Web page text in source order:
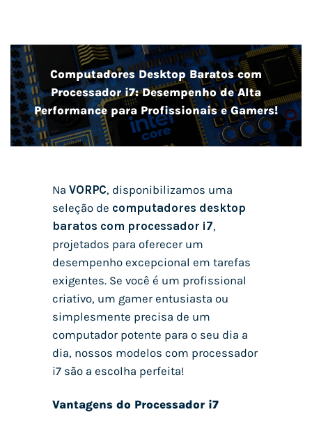
Computadores Desktop Baratos com
Processador i7: Desempenho de Alta
Performance para Profissionais e Gamers!
Na VORPC, disponibilizamos uma
seleção de computadores desktop
baratos com processador i7,
projetados para oferecer um
desempenho excepcional em tarefas
exigentes. Se você é um profissional
criativo, um gamer entusiasta ou
simplesmente precisa de um
computador potente para o seu dia a
dia, nossos modelos com processador
i7 são a escolha perfeita!
Vantagens do Processador i7